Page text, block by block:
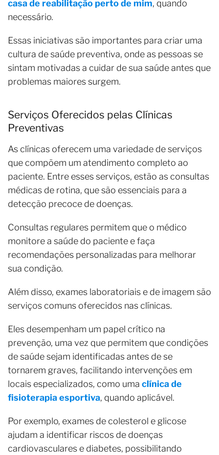
casa de reabilitação perto de mim, quando
necessário.
Essas iniciativas são importantes para criar uma
cultura de saúde preventiva, onde as pessoas se
sintam motivadas a cuidar de sua saúde antes que
problemas maiores surgem.
Serviços Oferecidos pelas Clínicas
Preventivas
As clínicas oferecem uma variedade de serviços
que compõem um atendimento completo ao
paciente. Entre esses serviços, estão as consultas
médicas de rotina, que são essenciais para a
detecção precoce de doenças.
Consultas regulares permitem que o médico
monitore a saúde do paciente e faça
recomendações personalizadas para melhorar
sua condição.
Além disso, exames laboratoriais e de imagem são
serviços comuns oferecidos nas clínicas.
Eles desempenham um papel crítico na
prevenção, uma vez que permitem que condições
de saúde sejam identificadas antes de se
tornarem graves, facilitando intervenções em
locais especializados, como uma clínica de
fisioterapia esportiva, quando aplicável.
Por exemplo, exames de colesterol e glicose
ajudam a identificar riscos de doenças
cardiovasculares e diabetes, possibilitando